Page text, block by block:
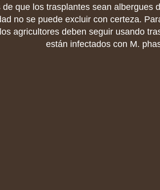
de que los trasplantes sean albergues
no se puede excluir con certeza.
agricultores deben seguir usando
están infectados con M.